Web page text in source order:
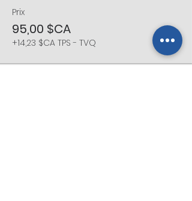
Prix
95,00 $CA
+14,23 $CA TPS - TVQ